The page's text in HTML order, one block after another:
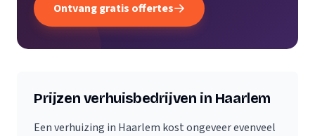
Ontvang gratis offertes
Prijzen verhuisbedrijven in Haarlem
Een verhuizing in Haarlem kost ongeveer evenveel